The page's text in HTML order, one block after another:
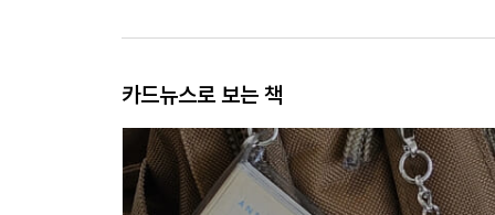
카드뉴스로 보는 책